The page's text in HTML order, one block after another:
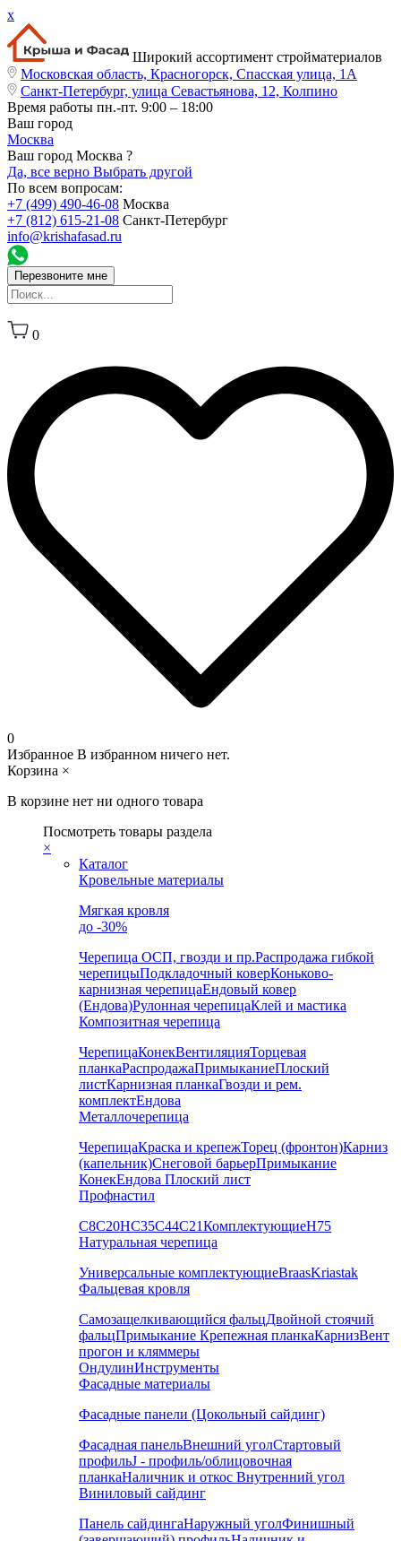
x
Широкий ассортимент стройматериалов
Московская область, Красногорск, Спасская улица, 1А
Санкт-Петербург, улица Севастьянова, 12, Колпино
Время работы пн.-пт. 9:00 – 18:00
Ваш город
Москва
Ваш город Москва ?
Да, все верно Выбрать другой
По всем вопросам:
+7 (499) 490-46-08 Москва
+7 (812) 615-21-08 Санкт-Петербург
info@krishafasad.ru
Перезвоните мне
0
0
Избранное В избранном ничего нет.
Корзина ×
В корзине нет ни одного товара
Посмотреть товары раздела
×
Каталог
Кровельные материалы
Мягкая кровля
до -30%
Черепица ОСП, гвозди и пр.Распродажа гибкой
черепицыПодкладочный коверКоньково-
карнизная черепицаЕндовый ковер
(Ендова)Рулонная черепицаКлей и мастика
Композитная черепица
ЧерепицаКонекВентиляцияТорцевая
планкаРаспродажаПримыканиеПлоский
листКарнизная планкаГвозди и рем.
комплектЕндова
Металлочерепица
ЧерепицаКраска и крепежТорец (фронтон)Карниз
(капельник)Снеговой барьерПримыкание
КонекЕндова Плоский лист
Профнастил
С8С20НС35С44С21КомплектующиеН75
Натуральная черепица
Универсальные комплектующиеBraasKriastak
Фальцевая кровля
Самозащелкивающийся фальцДвойной стоячий
фальцПримыкание Крепежная планкаКарнизВент
прогон и кляммеры
ОндулинИнструменты
Фасадные материалы
Фасадные панели (Цокольный сайдинг)
Фасадная панельВнешний уголСтартовый
профильJ - профиль/облицовочная
планкаНаличник и откос Внутренний угол
Виниловый сайдинг
Панель сайдингаНаружный уголФинишный